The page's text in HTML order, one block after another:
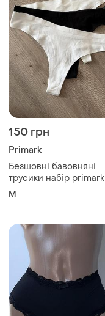
150 грн
Primark
Безшовні бавовняні
трусики набір primark
M